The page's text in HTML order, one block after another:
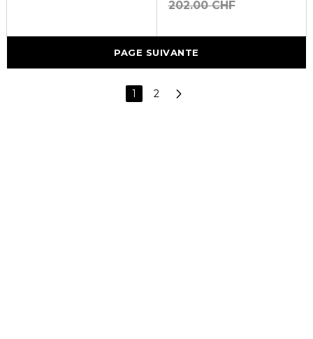
202.00 CHF
PAGE SUIVANTE
1 2